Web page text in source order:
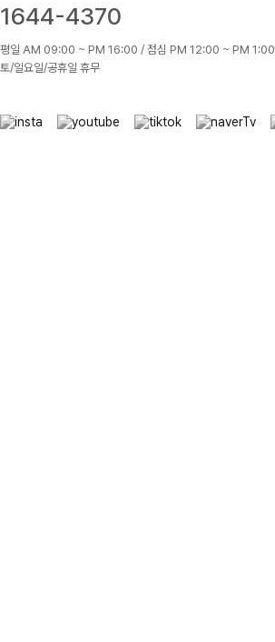
1644-4370
평일 AM 09:00 ~ PM 16:00 / 점심 PM 12:00 ~ PM 1:00
토/일요일/공휴일 휴무